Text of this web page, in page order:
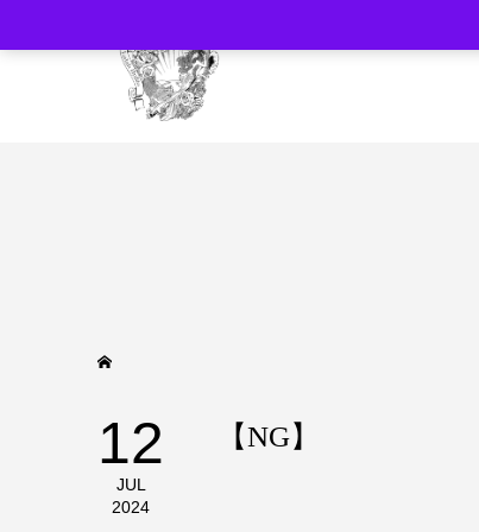
12
JUL
2024
【NG】